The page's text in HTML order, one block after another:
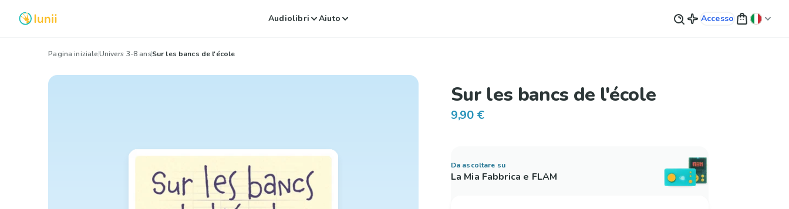
Audiolibri Aiuto Accesso
Pagina inizialeUnivers 3-8 ansSur les bancs de l'école
Sur les bancs de l'école
9,90 €
Da ascoltare su
La Mia Fabbrica e FLAM